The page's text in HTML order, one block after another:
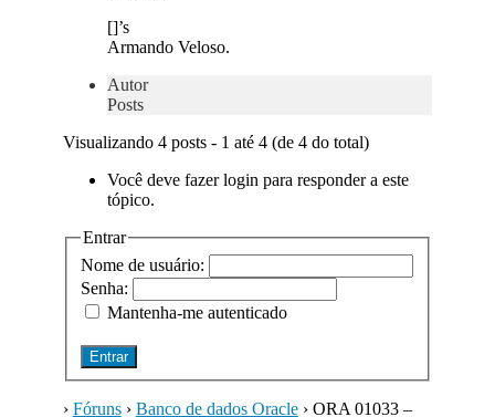
[]’s
Armando Veloso.
Autor
Posts
Visualizando 4 posts - 1 até 4 (de 4 do total)
Você deve fazer login para responder a este
tópico.
Entrar
Nome de usuário:
Senha:
Mantenha-me autenticado
Entrar
› Fóruns › Banco de dados Oracle › ORA 01033 –